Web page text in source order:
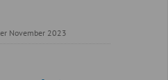
November 2023